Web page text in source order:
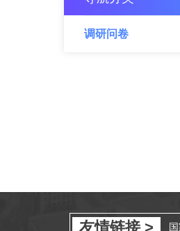
调研问卷
友情链接 >